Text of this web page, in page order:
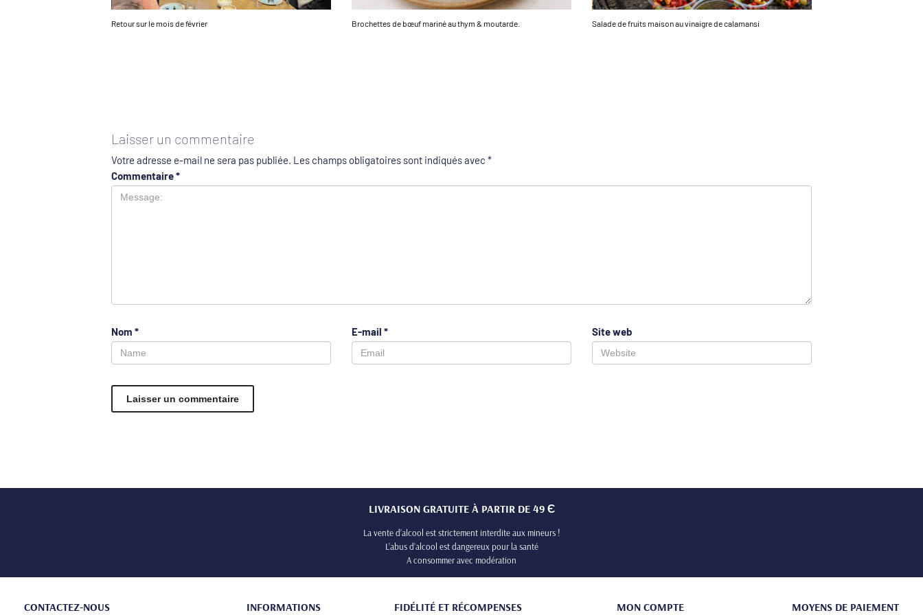
Retour sur le mois de février Brochettes de bœuf mariné au thym & moutarde. Salade de fruits maison au vinaigre de calamansi
Laisser un commentaire
Votre adresse e-mail ne sera pas publiée. Les champs obligatoires sont indiqués avec *
Commentaire*
Nom * E-mail * Site web
LIVRAISON GRATUITE À PARTIR DE 49 Є
La vente d’alcool est strictement interdite aux mineurs !
L’abus d’alcool est dangereux pour la santé
A consommer avec modération
CONTACTEZ-NOUS INFORMATIONS FIDÉLITÉ ET RÉCOMPENSES MON COMPTE MOYENS DE PAIEMENT